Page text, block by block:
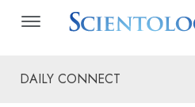
DAILY CONNECT